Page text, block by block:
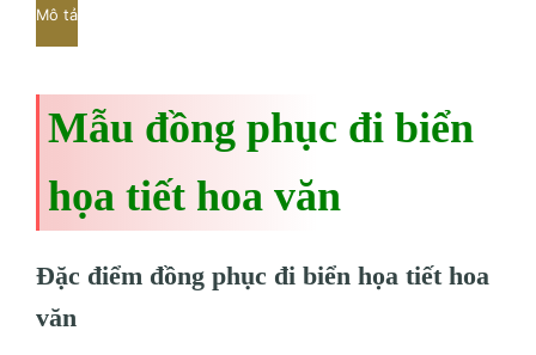
Mô tả
Mẫu đồng phục đi biển
họa tiết hoa văn
Đặc điểm đồng phục đi biển họa tiết hoa
văn